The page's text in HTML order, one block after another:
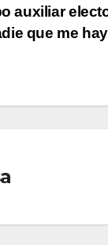
auxiliar
que me